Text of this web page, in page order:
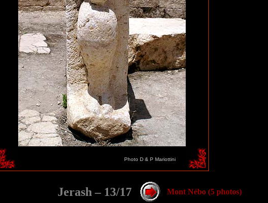
Photo D & P Mariottini
Jerash – 13/17 Mont Nébo (5 photos)